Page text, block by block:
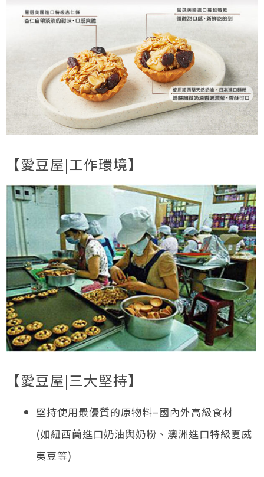
【愛豆屋|工作環境】
【愛豆屋|三大堅持】
堅持使用最優質的原物料–國內外高級食材
(如紐西蘭進口奶油與奶粉、澳洲進口特級夏威
夷豆等)